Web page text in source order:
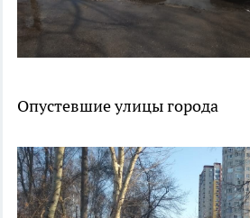
Опустевшие улицы города